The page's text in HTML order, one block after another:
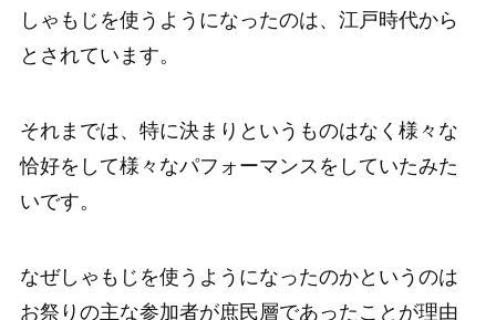
しゃもじを使うようになったのは、江戸時代から
とされています。
それまでは、特に決まりというものはなく様々な
恰好をして様々なパフォーマンスをしていたみた
いです。
なぜしゃもじを使うようになったのかというのは
お祭りの主な参加者が庶民層であったことが理由